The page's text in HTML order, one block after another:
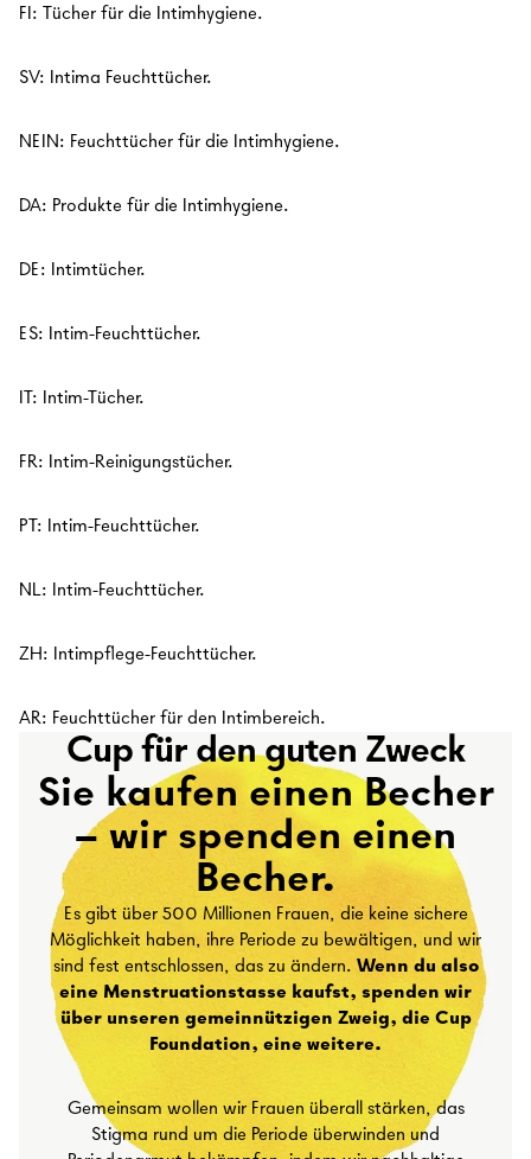
FI: Tücher für die Intimhygiene.
SV: Intima Feuchttücher.
NEIN: Feuchttücher für die Intimhygiene.
DA: Produkte für die Intimhygiene.
DE: Intimtücher.
ES: Intim-Feuchttücher.
IT: Intim-Tücher.
FR: Intim-Reinigungstücher.
PT: Intim-Feuchttücher.
NL: Intim-Feuchttücher.
ZH: Intimpflege-Feuchttücher.
AR: Feuchttücher für den Intimbereich.
Cup für den guten Zweck
Sie kaufen einen Becher
– wir spenden einen
Becher.
Es gibt über 500 Millionen Frauen, die keine sichere
Möglichkeit haben, ihre Periode zu bewältigen, und wir
sind fest entschlossen, das zu ändern. Wenn du also
eine Menstruationstasse kaufst, spenden wir
über unseren gemeinnützigen Zweig, die Cup
Foundation, eine weitere.
Gemeinsam wollen wir Frauen überall stärken, das
Stigma rund um die Periode überwinden und
Restocking my routine